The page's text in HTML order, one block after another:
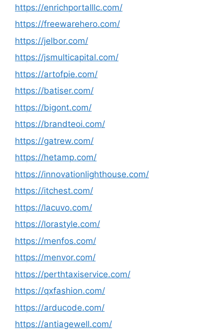
https://enrichportalllc.com/
https://freewarehero.com/
https://jelbor.com/
https://jsmulticapital.com/
https://artofpie.com/
https://batiser.com/
https://bigont.com/
https://brandteoi.com/
https://gatrew.com/
https://hetamp.com/
https://innovationlighthouse.com/
https://itchest.com/
https://lacuvo.com/
https://lorastyle.com/
https://menfos.com/
https://menvor.com/
https://perthtaxiservice.com/
https://qxfashion.com/
https://arducode.com/
https://antiagewell.com/